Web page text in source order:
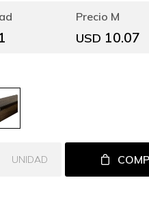
USD 10.07
UNIDAD